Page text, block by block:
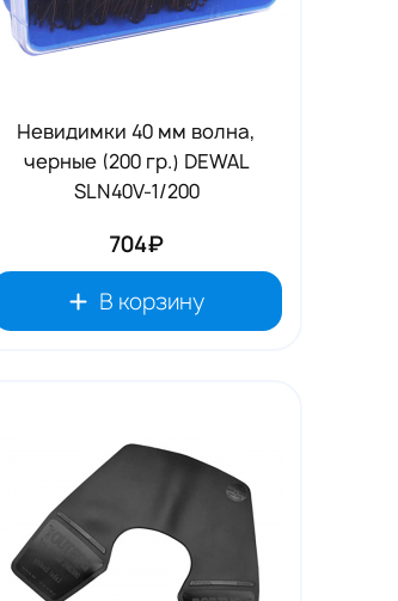
Невидимки 40 мм волна,
черные (200 гр.) DEWAL
SLN40V-1/200
704₽
В корзину